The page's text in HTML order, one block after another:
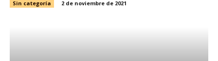
Sin categoría 2 de noviembre de 2021